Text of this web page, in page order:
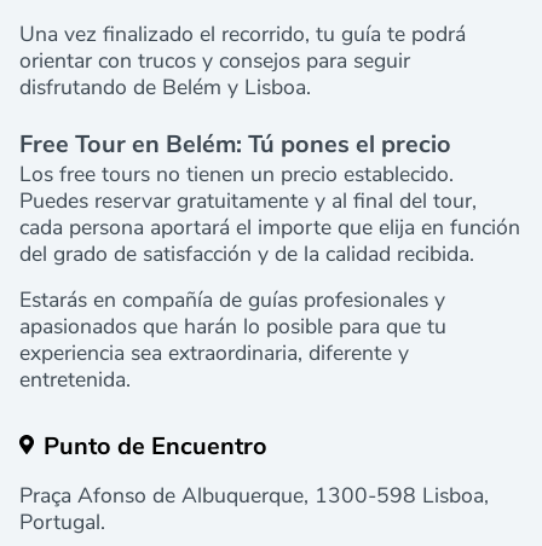
Una vez finalizado el recorrido, tu guía te podrá
orientar con trucos y consejos para seguir
disfrutando de Belém y Lisboa.
Free Tour en Belém: Tú pones el precio
Los free tours no tienen un precio establecido.
Puedes reservar gratuitamente y al final del tour,
cada persona aportará el importe que elija en función
del grado de satisfacción y de la calidad recibida.
Estarás en compañía de guías profesionales y
apasionados que harán lo posible para que tu
experiencia sea extraordinaria, diferente y
entretenida.
Punto de Encuentro
Praça Afonso de Albuquerque, 1300-598 Lisboa,
Portugal.